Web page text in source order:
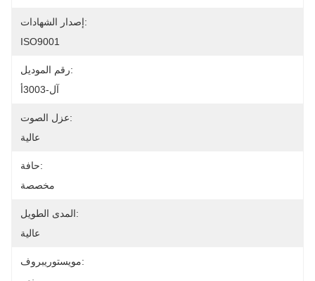
إصدار الشهادات:
ISO9001
رقم الموديل:
آل-3003أ
عزل الصوت:
عالية
حافة:
مخصصة
المدى الطويل:
عالية
مويستوريبروف: